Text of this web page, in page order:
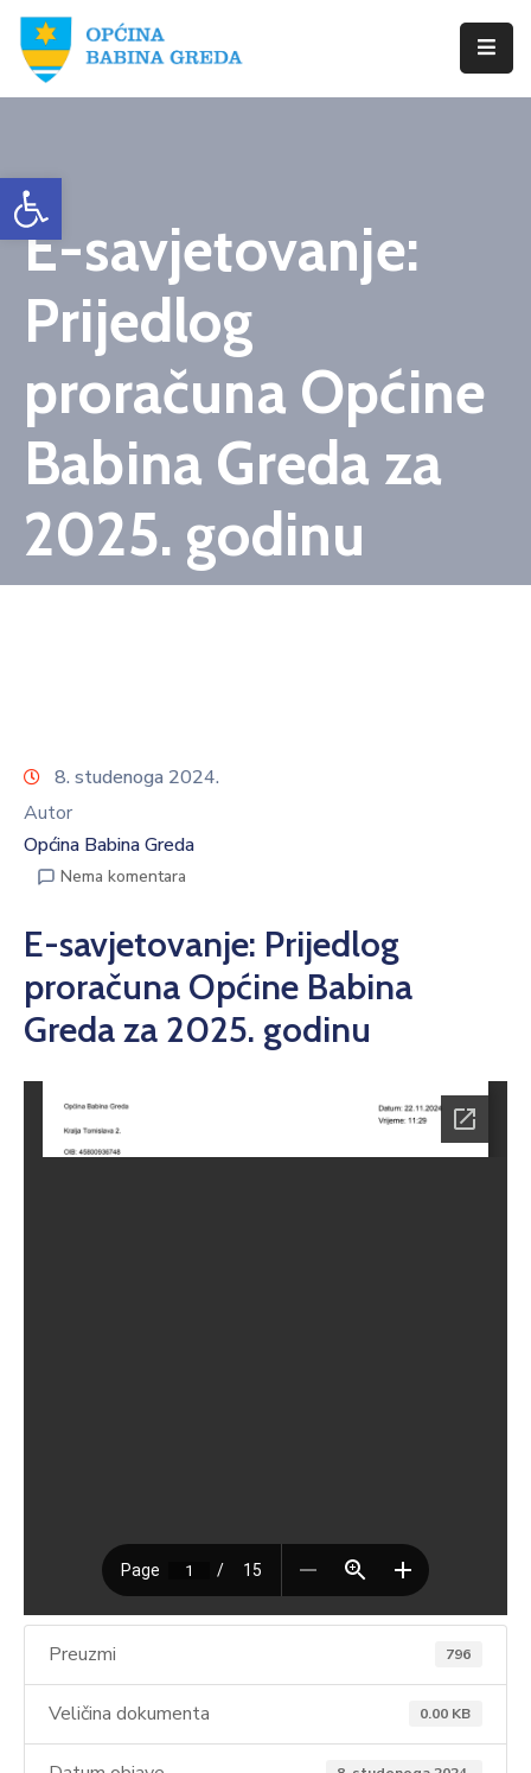
Open toolbar
Početna
Greda
Istražite
Novosti
Dokumenti
Izbori
Kontaktirajte
Nas
E-savjetovanje:
Prijedlog
proračuna Općine
Babina Greda za
2025. godinu
8. studenoga 2024.
Autor
Općina Babina Greda
Nema komentara
E-savjetovanje: Prijedlog
proračuna Općine Babina
Greda za 2025. godinu
Preuzmi 796
Veličina dokumenta 0.00 KB